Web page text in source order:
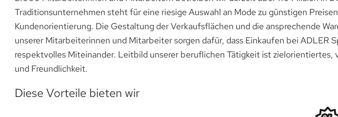
Traditionsunternehmen steht für eine riesige Auswahl an Mode zu günstigen
Kundenorientierung. Die Gestaltung der Verkaufsflächen und die ansprechende
unserer Mitarbeiterinnen und Mitarbeiter sorgen dafür, dass Einkaufen bei
respektvolles Miteinander. Leitbild unserer beruflichen Tätigkeit ist
und Freundlichkeit.
Diese Vorteile bieten wir